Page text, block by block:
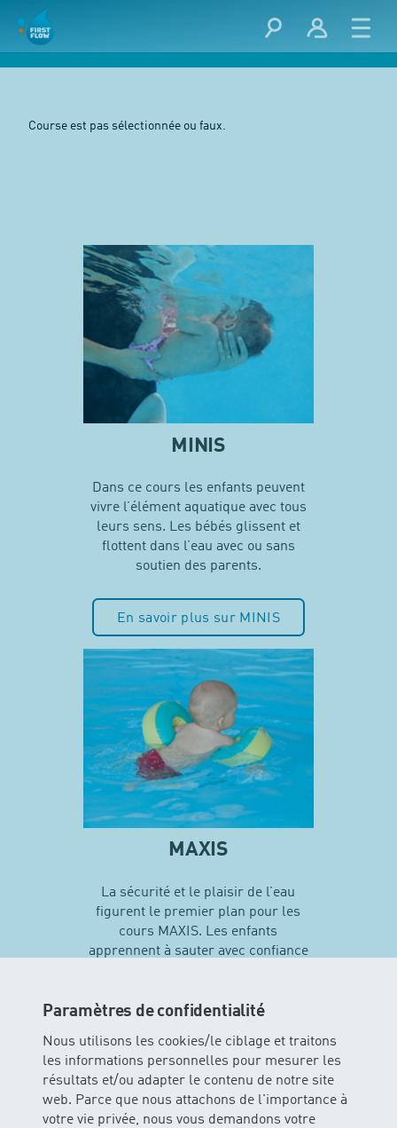
Paramètres de confidentialité
Nous utilisons les cookies/le ciblage et traitons
les informations personnelles pour mesurer les
résultats et/ou adapter le contenu de notre site
web. Parce que nous attachons de l'importance à
votre vie privée, nous vous demandons votre
Course est pas sélectionnée ou faux.
MINIS
Dans ce cours les enfants peuvent
vivre l’élément aquatique avec tous
leurs sens. Les bébés glissent et
flottent dans l’eau avec ou sans
soutien des parents.
En savoir plus sur MINIS
MAXIS
La sécurité et le plaisir de l’eau
figurent le premier plan pour les
cours MAXIS. Les enfants
apprennent à sauter avec confiance
techniques de natation…
En savoir plus sur MAXIS